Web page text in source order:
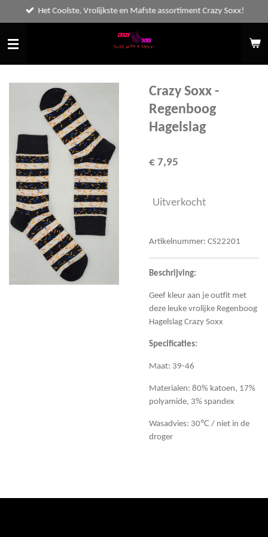
direct
naar
de
hoofdinhoud
Het Coolste, Vrolijkste en Mafste assortiment Crazy Soxx!
Crazy Soxx -
Regenboog
Hagelslag
€ 7,95
Uitverkocht
Artikelnummer: CS22201
Beschrijving:
Geef kleur aan je outfit met
deze leuke vrolijke Regenboog
Hagelslag Crazy Soxx
Specificaties:
Maat: 39-46
Materialen: 80% katoen, 17%
polyamide, 3% spandex
Wasadvies: 30℃ / niet in de
droger